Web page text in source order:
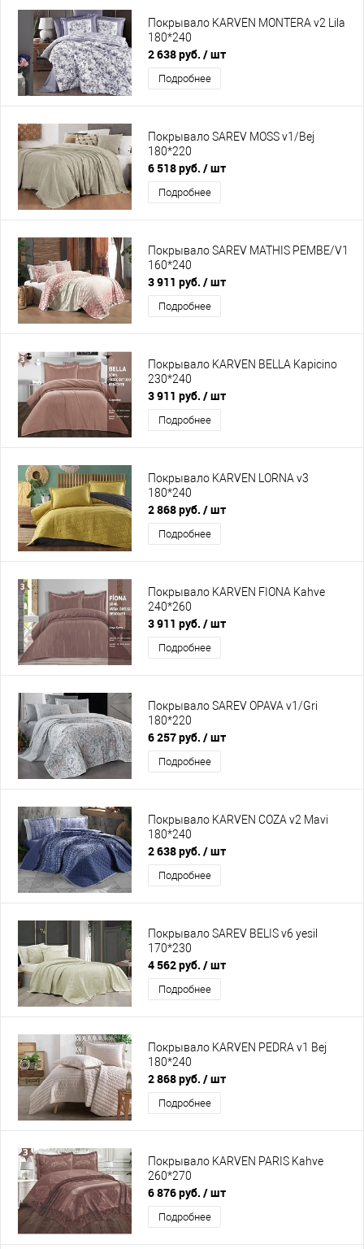
Покрывало KARVEN MONTERA v2 Lila
180*240
2 638 руб. / шт
Подробнее
Покрывало SAREV MOSS v1/Bej
180*220
6 518 руб. / шт
Подробнее
Покрывало SAREV MATHIS PEMBE/V1
160*240
3 911 руб. / шт
Подробнее
Покрывало KARVEN BELLA Kapicino
230*240
3 911 руб. / шт
Подробнее
Покрывало KARVEN LORNA v3
180*240
2 868 руб. / шт
Подробнее
Покрывало KARVEN FIONA Kahve
240*260
3 911 руб. / шт
Подробнее
Покрывало SAREV OPAVA v1/Gri
180*220
6 257 руб. / шт
Подробнее
Покрывало KARVEN COZA v2 Mavi
180*240
2 638 руб. / шт
Подробнее
Покрывало SAREV BELIS v6 yesil
170*230
4 562 руб. / шт
Подробнее
Покрывало KARVEN PEDRA v1 Bej
180*240
2 868 руб. / шт
Подробнее
Покрывало KARVEN PARIS Kahve
260*270
6 876 руб. / шт
Подробнее